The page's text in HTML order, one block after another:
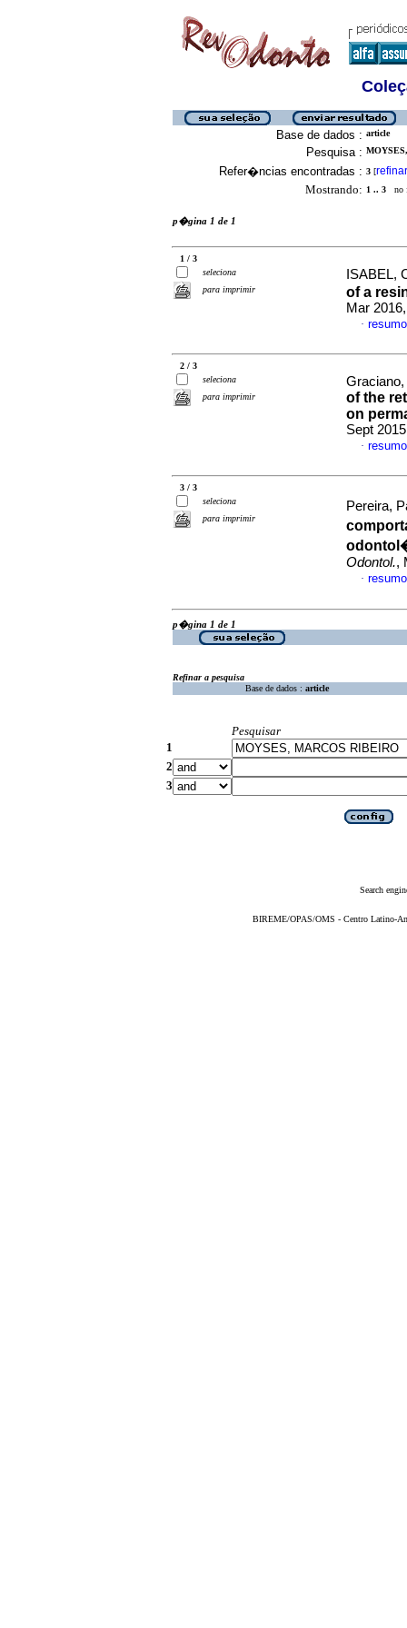
Base de dados : article
Pesquisa :
Refer�ncias encontradas : 3 [refinar
Mostrando: 1 .. 3 no
p�gina 1 de 1
1 / 3
seleciona
para imprimir
ISABEL,
of a
Mar
·
2 / 3
seleciona
para imprimir
of the
on
Sept
·
3 / 3
seleciona
para imprimir
Pereira,
Odontol.,
·
p�gina 1 de 1
Refinar a pesquisa
Base de dados : article
Pesquisar
1
2
3
Search
BIREME/OPAS/OMS - Centro Latino-